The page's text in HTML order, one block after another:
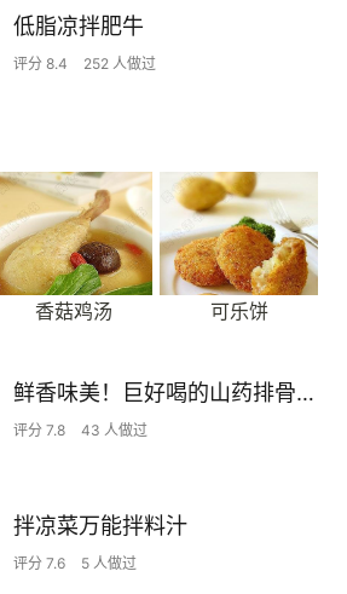
低脂凉拌肥牛
评分 8.4 252 人做过
香菇鸡汤 可乐饼
鲜香味美！巨好喝的山药排骨汤！！
评分 7.8 43 人做过
拌凉菜万能拌料汁
评分 7.6 5 人做过